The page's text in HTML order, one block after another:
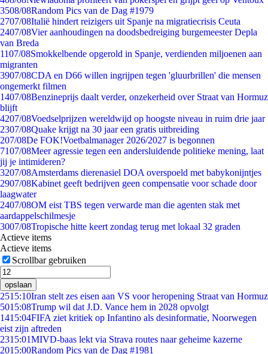
3508/08Random Pics van de Dag #1979
2707/08Italië hindert reizigers uit Spanje na migratiecrisis Ceuta
2407/08Vier aanhoudingen na doodsbedreiging burgemeester Depla
van Breda
1107/08Smokkelbende opgerold in Spanje, verdienden miljoenen aan
migranten
3907/08CDA en D66 willen ingrijpen tegen 'gluurbrillen' die mensen
ongemerkt filmen
1407/08Benzineprijs daalt verder, onzekerheid over Straat van Hormuz
blijft
4207/08Voedselprijzen wereldwijd op hoogste niveau in ruim drie jaar
2307/08Quake krijgt na 30 jaar een gratis uitbreiding
207/08De FOK!Voetbalmanager 2026/2027 is begonnen
7107/08Meer agressie tegen een andersluidende politieke mening, laat
jij je intimideren?
3207/08Amsterdams dierenasiel DOA overspoeld met babykonijntjes
2907/08Kabinet geeft bedrijven geen compensatie voor schade door
laagwater
2407/08OM eist TBS tegen verwarde man die agenten stak met
aardappelschilmesje
3007/08Tropische hitte keert zondag terug met lokaal 32 graden
Actieve items
Actieve items
Scrollbar gebruiken
opslaan
2515:10Iran stelt zes eisen aan VS voor heropening Straat van Hormuz
5015:08Trump wil dat J.D. Vance hem in 2028 opvolgt
1415:04FIFA ziet kritiek op Infantino als desinformatie, Noorwegen
eist zijn aftreden
2315:01MIVD-baas lekt via Strava routes naar geheime kazerne
2015:00Random Pics van de Dag #1981